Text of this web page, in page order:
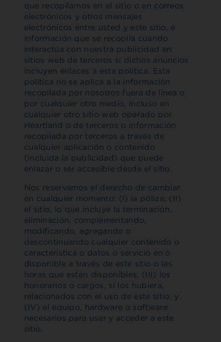
que recopilamos en el sitio o en correos
electrónicos y otros mensajes
electrónicos entre usted y este sitio, e
información que se recopila cuando
interactúa con nuestra publicidad en
sitios web de terceros si dichos anuncios
incluyen enlaces a esta política. Esta
política no se aplica a la información
recopilada por nosotros fuera de línea o
por cualquier otro medio, incluso en
cualquier otro sitio web operado por
Heartland o de terceros o información
recopilada por terceros a través de
cualquier aplicación o contenido
(incluida la publicidad) que puede
enlazar o ser accesible desde el sitio.
Nos reservamos el derecho de cambiar
en cualquier momento: (i) la póliza; (II)
el sitio, lo que incluye la terminación,
eliminación, complementando,
modificando, agregando o
descontinuando cualquier contenido o
característica o datos o servicio en o
disponible a través de este sitio o las
horas que estén disponibles; (III) los
honorarios o cargos, si los hubiera,
relacionados con el uso de este sitio; y
(IV) el equipo, hardware o software
necesarios para usar y acceder a este
sitio.